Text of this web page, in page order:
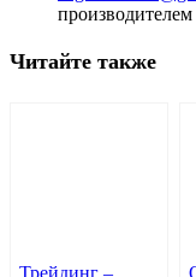
производителем
Читайте также